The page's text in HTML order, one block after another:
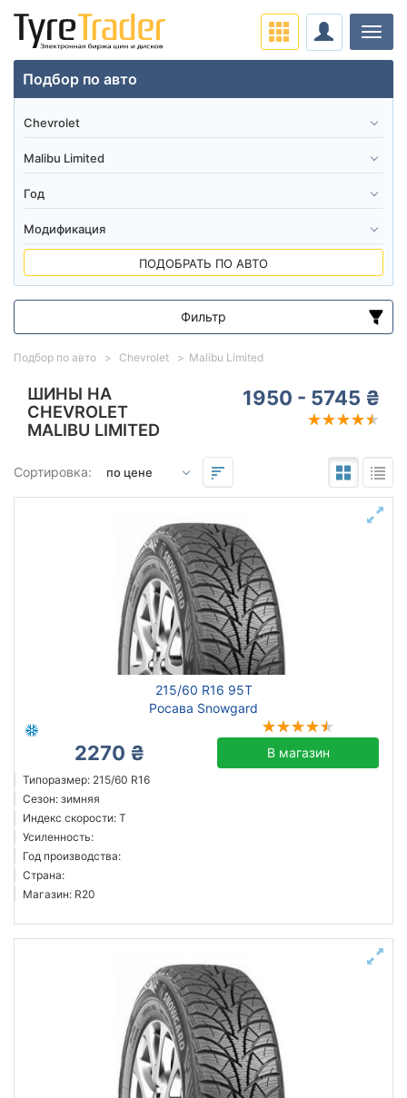
ШИНЫ НА
CHEVROLET
MALIBU LIMITED
1950 - 5745 ₴
Сортировка:
215/60 R16 95T
Росава Snowgard
2270 ₴ В магазин
Типоразмер: 215/60 R16
Сезон: зимняя
Индекс скорости: T
Усиленность:
Год производства:
Страна:
Магазин: R20
Подбор по авто Chevrolet Malibu Limited
Подбор по авто
ПОДОБРАТЬ ПО АВТО
Фильтр
Диапазон цен
от
215
Continental
Triangle
Sailun
Goodyear
Bridgestone
Austone
Тип транспортного средства
Год производства